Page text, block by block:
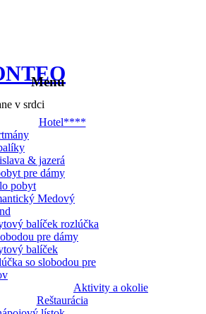
v srdci
Menu
Hotel****
& jazerá
pre dámy
pobyt
Medový
balíček rozlúčka
pre dámy
balíček
so slobodou pre
Aktivity a okolie
Reštaurácia